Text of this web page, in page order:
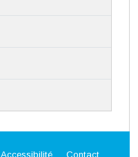
Accessibilité Contact